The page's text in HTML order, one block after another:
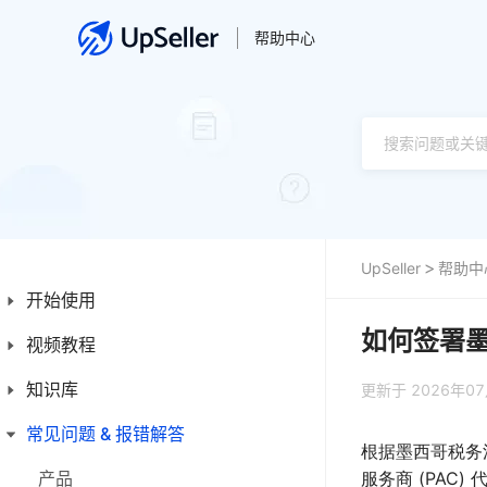
帮助中心
开始使用
新手入门指南
新手操作指引
平台简介
视频教程
产品
订单
发票
知识库
首页
产品
常见问题 & 报错解答
产品
UpSeller 帮助中
如何签署
更新于 2026年
根据墨西哥税
服务商 (PAC)